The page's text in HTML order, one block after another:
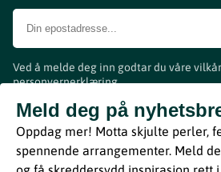
Ved å melde deg inn godtar du våre
personvernerklæring.
Meld deg på
Oppdag mer! Motta skjulte perler,
spennende arrangementer. Meld
www.visitvestfold.com
Turistinformasjon
Vestfold Fylkeskommune
ByBreakfast